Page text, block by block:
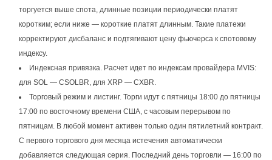
торгуется выше спота, длинные позиции периодически платят
коротким; если ниже — короткие платят длинным. Такие платежи
корректируют дисбаланс и подтягивают цену фьючерса к спотовому
индексу.
Индексная привязка. Расчет идет по индексам провайдера MVIS:
для SOL — CSOLBR, для XRP — CXBR.
Торговый режим и листинг. Торги идут с пятницы 18:00 до пятницы
17:00 по восточному времени США, с часовым перерывом по
пятницам. В любой момент активен только один пятилетний контракт.
С первого торгового дня месяца истечения автоматически
добавляется следующая серия. Последний день торговли — 16:00 по